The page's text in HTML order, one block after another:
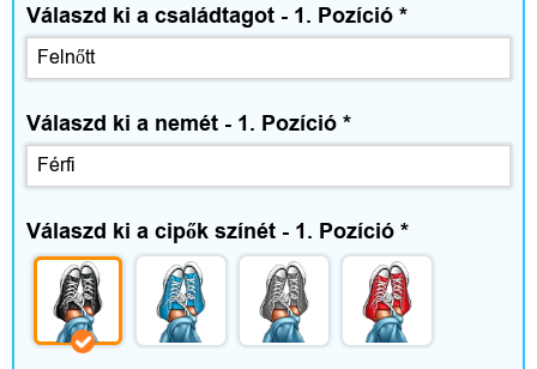
é
s
z
í
t
ő
k
Válaszd ki a családtagot - 1. Pozíció *
Válaszd ki a nemét - 1. Pozíció *
Válaszd ki a cipők színét - 1. Pozíció *